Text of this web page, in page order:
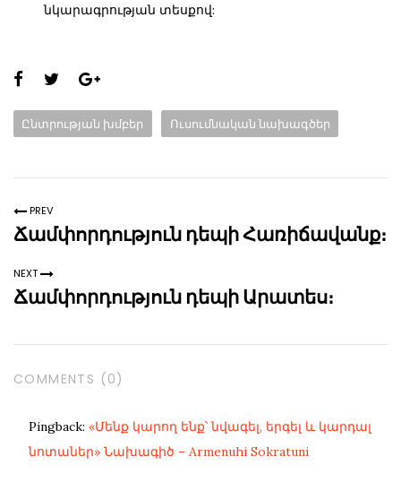
նկարագրության տեսքով:
Share
page:
Categories:
Ընտրության խմբեր Ուսումնական նախագծեր
PREV
Ճամփորդություն դեպի Հառիճավանք։
NEXT
Ճամփորդություն դեպի Արատես։
COMMENTS (0)
Pingback: «Մենք կարող ենք՝ նվագել, երգել և կարդալ
նոտաներ» Նախագիծ – Armenuhi Sokratuni